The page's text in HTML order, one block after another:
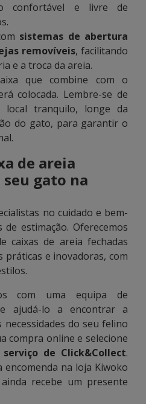
confortável e livre de
sistemas de abertura
removíveis, facilitando
e a troca da areia.
que combine com o
colocada. Lembre-se de
local tranquilo, longe da
do gato, para garantir o
de areia
gato na
no cuidado e bem-
estimação. Oferecemos
caixas de areia fechadas
práticas e inovadoras, com
com uma equipa de
ajudá-lo a encontrar a
do seu felino
compra online e selecione
de Click&Collect.
encomenda na loja Kiwoko
recebe um presente